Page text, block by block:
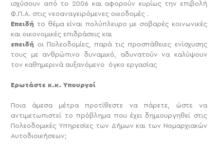
ισχύσουν από το 2006 και αφορούν κυρίως την επιβολή
Φ.Π.Α. στις νεοαναγειρόμενες οικοδομές .
Επειδή το θέμα είναι πολύπλευρο με σοβαρές κοινωνικές
και οικονομικές επιδράσεις και
επειδή
οι Πολεοδομίες, παρά τις προσπάθειες ενίσχυσης
τους με ανθρώπινο δυναμικό, αδυνατούν να καλύψουν
τον καθημερινά αυξανόμενο όγκο εργασίας
Ερωτάστε κ.κ. Υπουργοί
Ποια άμεσα μέτρα προτίθεστε να πάρετε, ώστε να
αντιμετωπιστεί το πρόβλημα που έχει δημιουργηθεί στις
Πολεοδομικές Υπηρεσίες των Δήμων και των Νομαρχιακών
Αυτοδιοικήσεων;